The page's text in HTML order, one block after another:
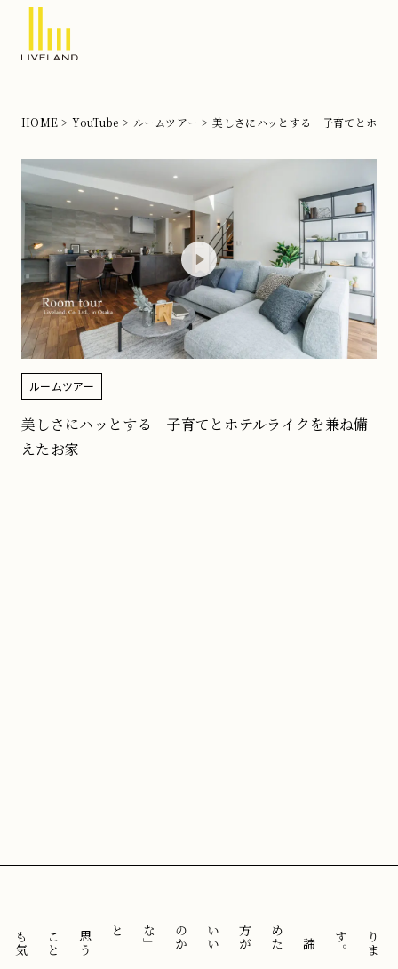
の
文
住
宅
な
ら
リ
ブ
ラ
ン
ド
HOME YouTube ルームツアー 美しさにハッとする 子育てとホテ
ルームツアー
美しさにハッとする 子育てとホテルライクを兼ね備
えたお家
。
「
諦
め
た
方
が
い
い
の
か
な
」
と
思
う
こ
と
も
気
に
せ
ずに